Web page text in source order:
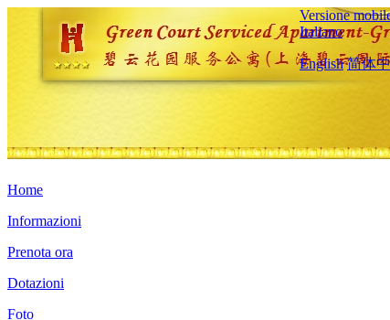
Versione
Italiano
English 简体
Home
Informazioni
Prenota ora
Dotazioni
Foto